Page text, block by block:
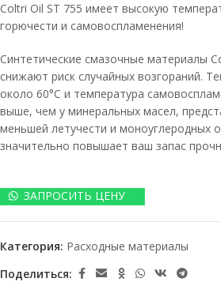
Coltri Oil ST 755 имеет высокую
горючести и самовоспламенения!
Синтетические смазочные материалы
снижают риск случайных возгораний.
около 60°C и температура
выше, чем у минеральных масел,
меньшей летучести и моноуглеродных
значительно повышает ваш запас
ЗАПРОСИТЬ ЦЕНУ
Категория: Расходные материалы
Поделиться: